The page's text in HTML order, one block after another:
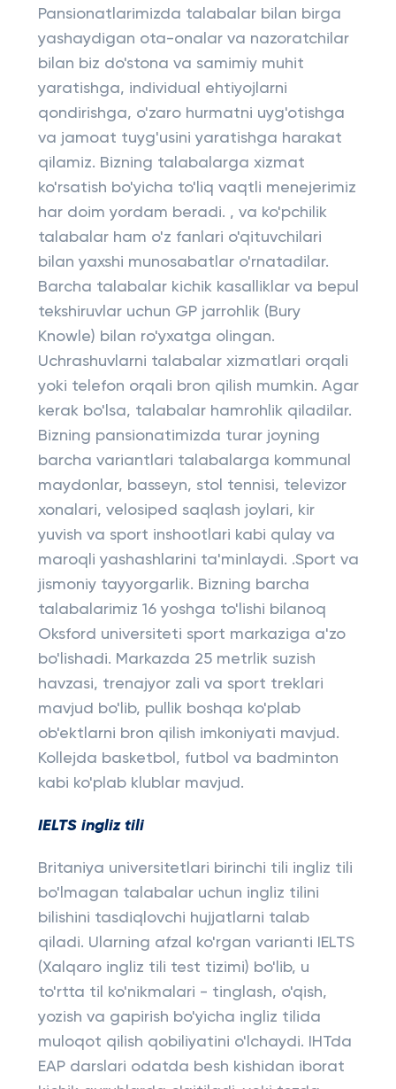
Pansionatlarimizda talabalar bilan birga
yashaydigan ota-onalar va nazoratchilar
bilan biz do'stona va samimiy muhit
yaratishga, individual ehtiyojlarni
qondirishga, o'zaro hurmatni uyg'otishga
va jamoat tuyg'usini yaratishga harakat
qilamiz. Bizning talabalarga xizmat
ko'rsatish bo'yicha to'liq vaqtli menejerimiz
har doim yordam beradi. , va ko'pchilik
talabalar ham o'z fanlari o'qituvchilari
bilan yaxshi munosabatlar o'rnatadilar.
Barcha talabalar kichik kasalliklar va bepul
tekshiruvlar uchun GP jarrohlik (Bury
Knowle) bilan ro'yxatga olingan.
Uchrashuvlarni talabalar xizmatlari orqali
yoki telefon orqali bron qilish mumkin. Agar
kerak bo'lsa, talabalar hamrohlik qiladilar.
Bizning pansionatimizda turar joyning
barcha variantlari talabalarga kommunal
maydonlar, basseyn, stol tennisi, televizor
xonalari, velosiped saqlash joylari, kir
yuvish va sport inshootlari kabi qulay va
maroqli yashashlarini ta'minlaydi. .Sport va
jismoniy tayyorgarlik. Bizning barcha
talabalarimiz 16 yoshga to'lishi bilanoq
Oksford universiteti sport markaziga a'zo
bo'lishadi. Markazda 25 metrlik suzish
havzasi, trenajyor zali va sport treklari
mavjud bo'lib, pullik boshqa ko'plab
ob'ektlarni bron qilish imkoniyati mavjud.
Kollejda basketbol, ​​futbol va badminton
kabi ko'plab klublar mavjud.
IELTS ingliz tili
Britaniya universitetlari birinchi tili ingliz tili
bo'lmagan talabalar uchun ingliz tilini
bilishini tasdiqlovchi hujjatlarni talab
qiladi. Ularning afzal ko'rgan varianti IELTS
(Xalqaro ingliz tili test tizimi) bo'lib, u
to'rtta til ko'nikmalari - tinglash, o'qish,
yozish va gapirish bo'yicha ingliz tilida
muloqot qilish qobiliyatini o'lchaydi. IHTda
EAP darslari odatda besh kishidan iborat